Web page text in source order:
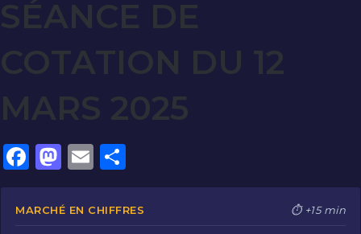
SÉANCE DE
COTATION DU 12
MARS 2025
F
a
c
M
a
st
E
m
ai
ar
ta
MARCHÉ EN CHIFFRES ⏱ +15 min